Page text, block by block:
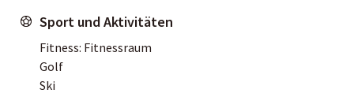
Sport und Aktivitäten
Fitness: Fitnessraum
Golf
Ski